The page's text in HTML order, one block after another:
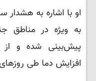
او با اشاره به
به ویژه در مناطق
پیش‌بینی شده و از
افزایش دما طی روزهای